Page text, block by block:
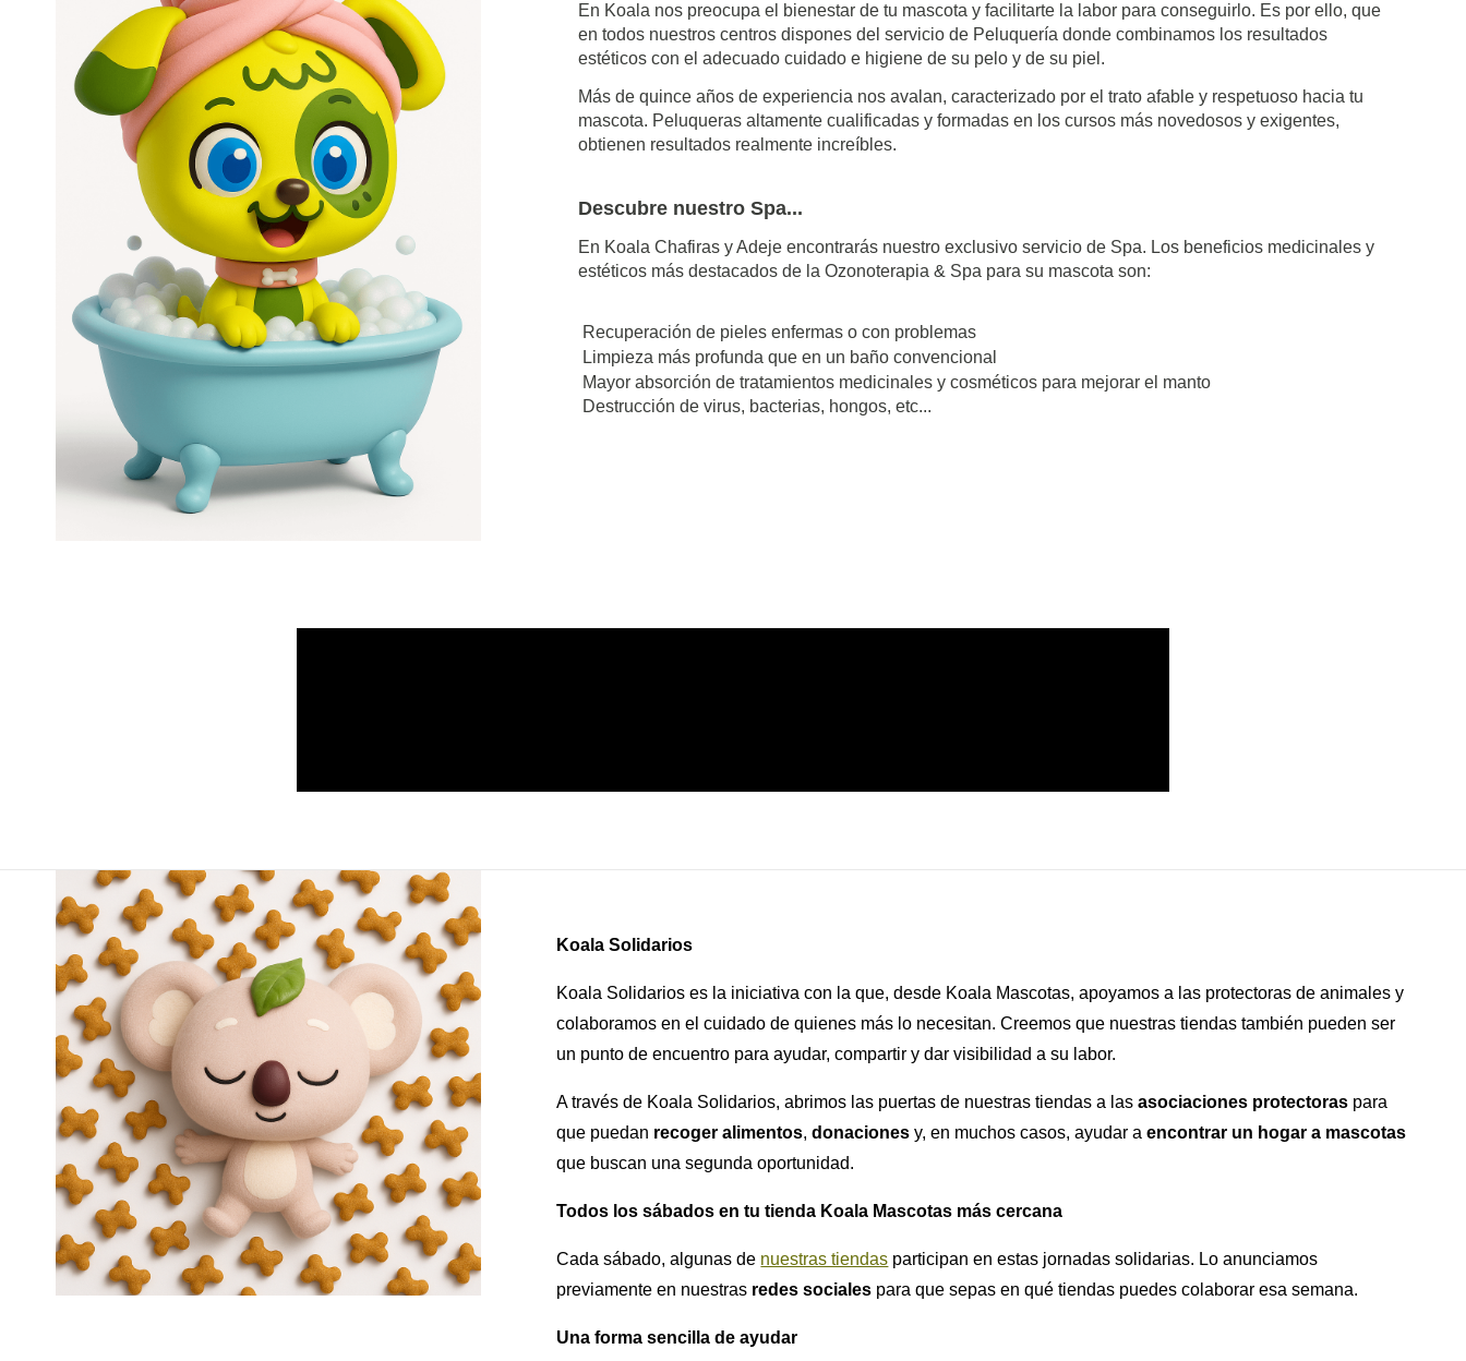
En Koala nos preocupa el bienestar de tu mascota y facilitarte la labor para conseguirlo. Es por ello, que
en todos nuestros centros dispones del servicio de Peluquería donde combinamos los resultados
estéticos con el adecuado cuidado e higiene de su pelo y de su piel.
Más de quince años de experiencia nos avalan, caracterizado por el trato afable y respetuoso hacia tu
mascota. Peluqueras altamente cualificadas y formadas en los cursos más novedosos y exigentes,
obtienen resultados realmente increíbles.
Descubre nuestro Spa...
En Koala Chafiras y Adeje encontrarás nuestro exclusivo servicio de Spa. Los beneficios medicinales y
estéticos más destacados de la Ozonoterapia & Spa para su mascota son:
Recuperación de pieles enfermas o con problemas
Limpieza más profunda que en un baño convencional
Mayor absorción de tratamientos medicinales y cosméticos para mejorar el manto
Destrucción de virus, bacterias, hongos, etc...
Koala Solidarios
Koala Solidarios es la iniciativa con la que, desde Koala Mascotas, apoyamos a las protectoras de animales y
colaboramos en el cuidado de quienes más lo necesitan. Creemos que nuestras tiendas también pueden ser
un punto de encuentro para ayudar, compartir y dar visibilidad a su labor.
A través de Koala Solidarios, abrimos las puertas de nuestras tiendas a lasasociaciones protectoras para
que puedan recoger alimentos,donaciones y, en muchos casos, ayudar aencontrar un hogar a mascotas
que buscan una segunda oportunidad.
Todos los sábados en tu tienda Koala Mascotas más cercana
Cada sábado, algunas de nuestras tiendas participan en estas jornadas solidarias. Lo anunciamos
previamente en nuestras redes sociales para que sepas en qué tiendas puedes colaborar esa semana.
Una forma sencilla de ayudar